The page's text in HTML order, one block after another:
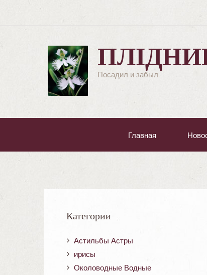
Посадил и забыл
Главная
Категории
Астильбы Астры
ирисы
Околоводные Водные